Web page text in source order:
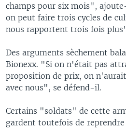
champs pour six mois",
on peut faire trois cycles de
nous rapportent trois fois
Des arguments sèchement
Bionexx. "Si on n'était pas
proposition de prix, on n'aurait
avec nous", se défend-il.
Certains "soldats" de cette
gardent toutefois de